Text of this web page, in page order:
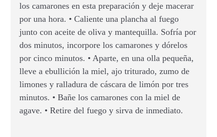
los camarones en esta preparación y deje macerar
por una hora. • Caliente una plancha al fuego
junto con aceite de oliva y mantequilla. Sofría por
dos minutos, incorpore los camarones y dórelos
por cinco minutos. • Aparte, en una olla pequeña,
lleve a ebullición la miel, ajo triturado, zumo de
limones y ralladura de cáscara de limón por tres
minutos. • Bañe los camarones con la miel de
agave. • Retire del fuego y sirva de inmediato.